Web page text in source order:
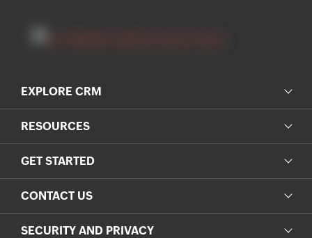
EXPLORE CRM
RESOURCES
GET STARTED
CONTACT US
SECURITY AND PRIVACY